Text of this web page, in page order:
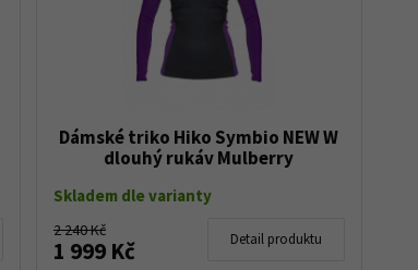
Dámské triko Hiko Symbio NEW W
dlouhý rukáv Mulberry
Skladem dle varianty
2 240 Kč
1 999 Kč Detail produktu